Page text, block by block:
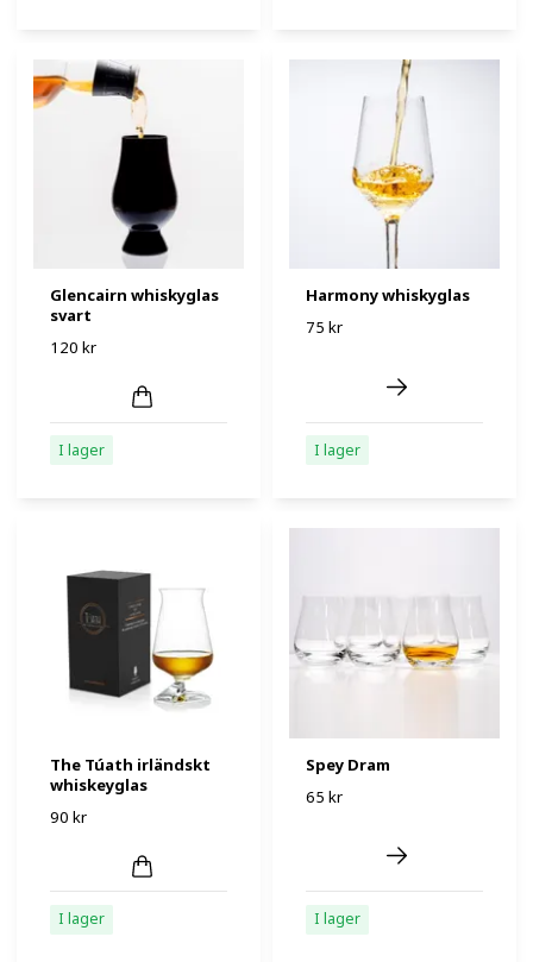
Glencairn whiskyglas
svart
120 kr
I lager
Harmony whiskyglas
75 kr
I lager
The Túath irländskt
whiskeyglas
90 kr
I lager
Spey Dram
65 kr
I lager